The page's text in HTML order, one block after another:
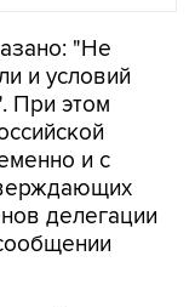
"Не
и условий
При этом
и с
делегации